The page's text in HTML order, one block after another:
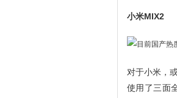
小米MIX2
对于小米，
使用了三面